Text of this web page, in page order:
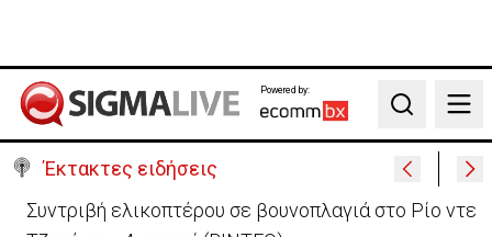
Powered by:
Search
Έκτακτες ειδήσεις
Στις φλόγες όχημα δίπλα σε χωράφι στη Λάρνακα -